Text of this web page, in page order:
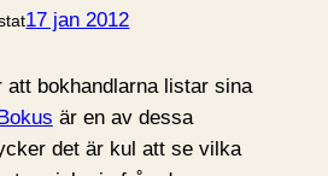
17 jan 2012
att bokhandlarna listar sina
är en av dessa
det är kul att se vilka